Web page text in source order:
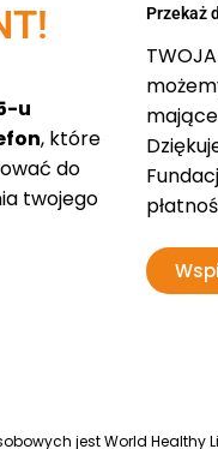
u
, które
do
twojego
Przekaż
jest World Healthy